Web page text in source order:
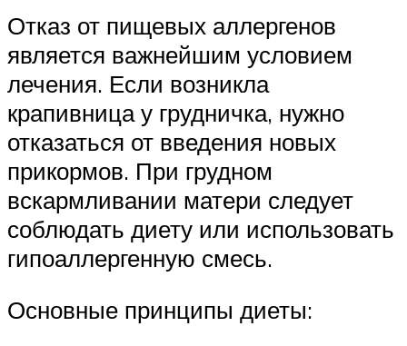
Отказ от пищевых аллергенов
является важнейшим условием
лечения. Если возникла
крапивница у грудничка, нужно
отказаться от введения новых
прикормов. При грудном
вскармливании матери следует
соблюдать диету или использовать
гипоаллергенную смесь.
Основные принципы диеты: